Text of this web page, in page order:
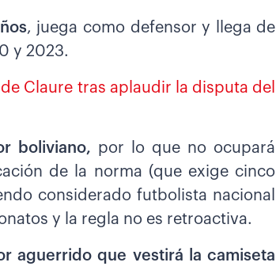
, juega como defensor y llega de
y 2023.
de Claure tras aplaudir la disputa del
boliviano, por lo que no ocupará
de la norma (que exige cinco
considerado futbolista nacional
y la regla no es retroactiva.
aguerrido que vestirá la camiseta